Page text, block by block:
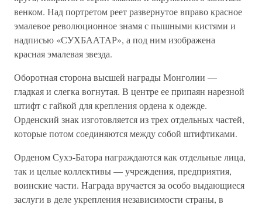
венком. Над портретом реет развернутое вправо красное
эмалевое революционное знамя с пышными кистями и
надписью «СУХБААТАР», а под ним изображена
красная эмалевая звезда.
Оборотная сторона высшей награды Монголии —
гладкая и слегка вогнутая. В центре ее припаян нарезной
штифт с гайкой для крепления ордена к одежде.
Орденский знак изготовляется из трех отдельных частей,
которые потом соединяются между собой штифтиками.
Орденом Сухэ-Батора награждаются как отдельные лица,
так и целые коллективы — учреждения, предприятия,
воинские части. Награда вручается за особо выдающиеся
заслуги в деле укрепления независимости страны, в